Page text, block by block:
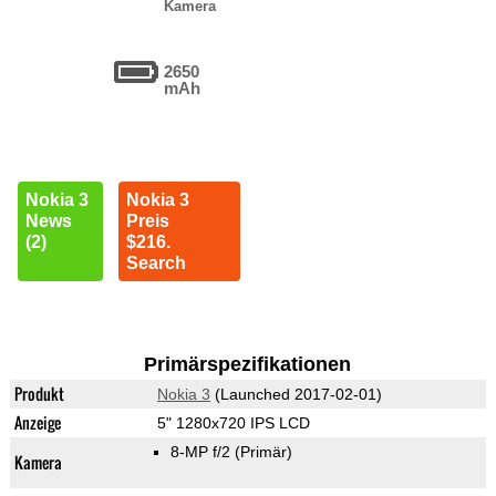
Kamera
2650
mAh
Nokia 3
News
(2)
Nokia 3
Preis
$216.
Search
Primärspezifikationen
Produkt Nokia 3 (Launched 2017-02-01)
Anzeige 5" 1280x720 IPS LCD
Kamera 8-MP f/2 (Primär)